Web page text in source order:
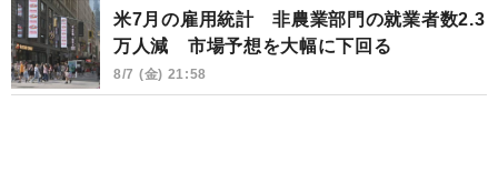
米7月の雇用統計 非農業部門の就業者数2.3
万人減 市場予想を大幅に下回る
8/7 (金) 21:58